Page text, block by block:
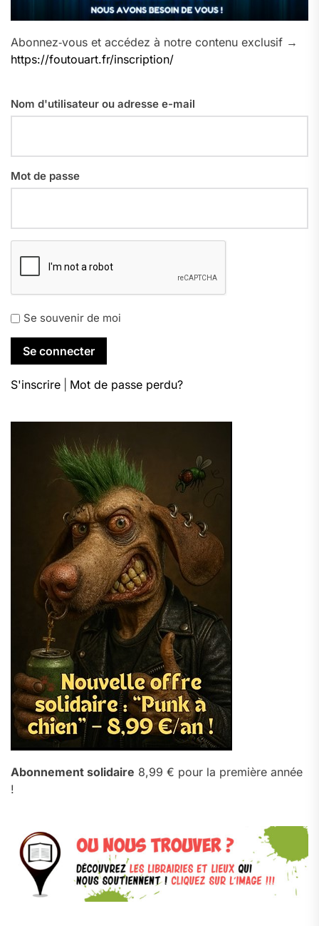
Abonnez‑vous et accédez à notre contenu exclusif →
https://foutouart.fr/inscription/
Nom d'utilisateur ou adresse e-mail
Mot de passe
Se souvenir de moi
S'inscrire Mot de passe perdu?
Abonnement solidaire 8,99 € pour la première année
!